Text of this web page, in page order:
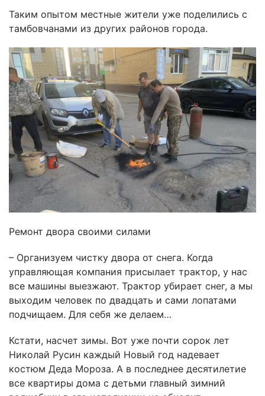
Таким опытом местные жители уже поделились с
тамбовчанами из других районов города.
Ремонт двора своими силами
– Организуем чистку двора от снега. Когда
управляющая компания присылает трактор, у нас
все машины выезжают. Трактор убирает снег, а мы
выходим человек по двадцать и сами лопатами
подчищаем. Для себя же делаем…
Кстати, насчет зимы. Вот уже почти сорок лет
Николай Русин каждый Новый год надевает
костюм Деда Мороза. А в последнее десятилетие
все квартиры дома с детьми главный зимний